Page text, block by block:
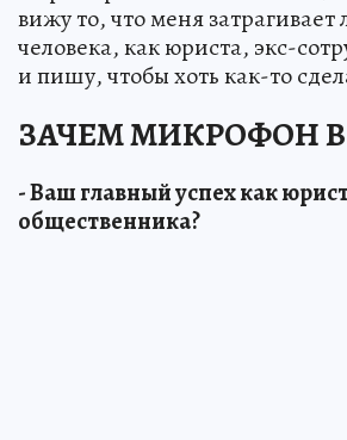
вижу то, что меня затрагивает
человека, как юриста, экс-
и пишу, чтобы хоть как-то
ЗАЧЕМ МИКРОФОН
- Ваш главный успех как
общественника?